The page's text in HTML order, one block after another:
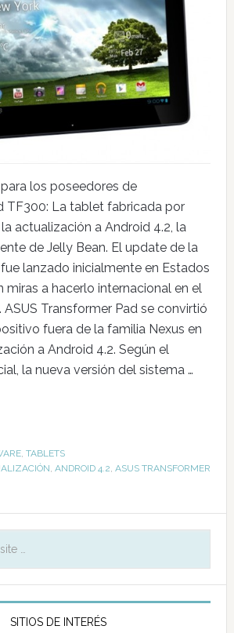
los poseedores de
TF300: La tablet fabricada por
actualización a Android 4.2, la
de Jelly Bean. El update de la
lanzado inicialmente en Estados
miras a hacerlo internacional en el
Transformer Pad se convirtió
fuera de la familia Nexus en
a Android 4.2. Según el
la nueva versión del sistema …
, TABLETS
ANDROID 4.2 ASUS TRANSFORMER
SITIOS DE INTERÉS